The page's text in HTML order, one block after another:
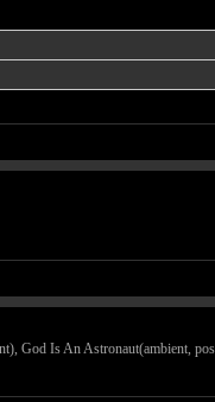
God Is An Astronaut(ambient,